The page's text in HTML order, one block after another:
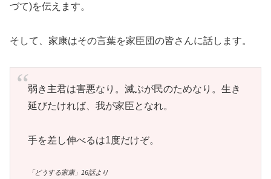
づて)を伝えます。
そして、家康はその言葉を家臣団の皆さんに話します。
弱き主君は害悪なり。滅ぶが民のためなり。生き
延びたければ、我が家臣となれ。
手を差し伸べるは1度だけぞ。
「どうする家康」16話より